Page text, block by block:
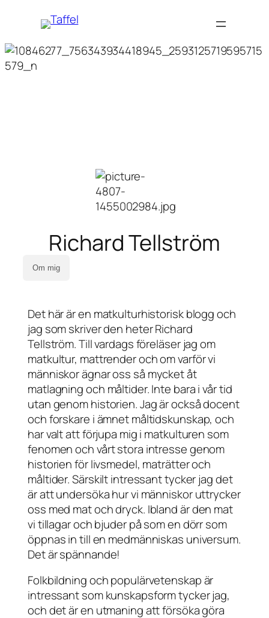
Richard Tellström
Om mig
Det här är en matkulturhistorisk blogg och
jag som skriver den heter Richard
Tellström. Till vardags föreläser jag om
matkultur, mattrender och om varför vi
människor ägnar oss så mycket åt
matlagning och måltider. Inte bara i vår tid
utan genom historien. Jag är också docent
och forskare i ämnet måltidskunskap, och
har valt att förjupa mig i matkulturen som
fenomen och vårt stora intresse genom
historien för livsmedel, maträtter och
måltider. Särskilt intressant tycker jag det
är att undersöka hur vi människor uttrycker
oss med mat och dryck. Ibland är den mat
vi tillagar och bjuder på som en dörr som
öppnas in till en medmänniskas universum.
Det är spännande!
Folkbildning och populärvetenskap är
intressant som kunskapsform tycker jag,
och det är en utmaning att försöka göra